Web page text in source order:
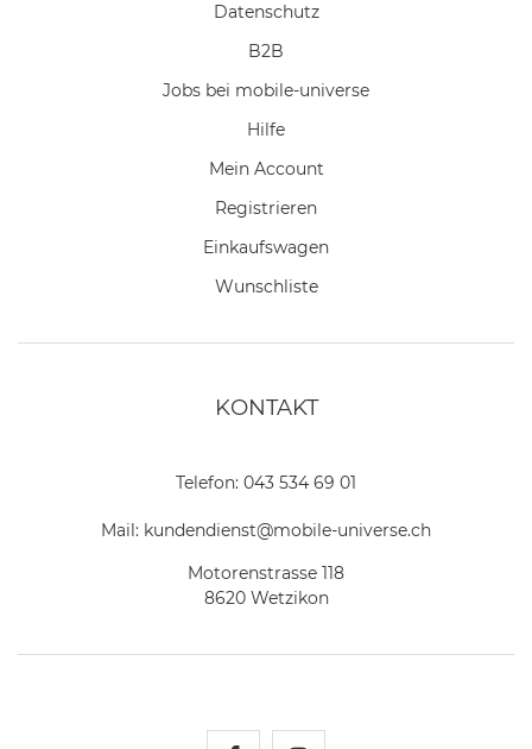
Datenschutz
B2B
Jobs bei mobile-universe
Hilfe
Mein Account
Registrieren
Einkaufswagen
Wunschliste
KONTAKT
Telefon: 043 534 69 01
Mail: kundendienst@mobile-universe.ch
Motorenstrasse 118
8620 Wetzikon